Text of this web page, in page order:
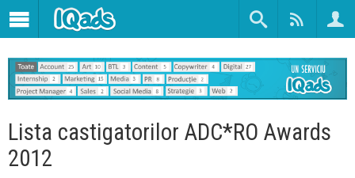
Lista castigatorilor ADC*RO Awards
2012